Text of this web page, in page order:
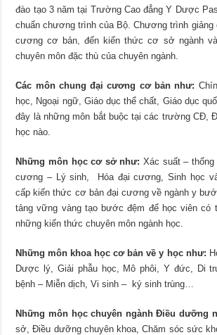
đào tạo 3 năm tại Trường Cao đẳng Y Dược
chuẩn chương trình của Bộ. Chương trình
cương cơ bản, đến kiến thức cơ sở ngành và
chuyên môn đặc thù của chuyên ngành.
Các môn chung đại cương cơ bản như:
học, Ngoại ngữ, Giáo dục thể chất, Giáo dục
đây là những môn bắt buộc tại các trường CĐ,
học nào.
Những môn học cơ sở như:Xác suất –
cương – Lý sinh, Hóa đại cương, Sinh học
cấp kiến thức cơ bản đại cương về ngành y
tảng vững vàng tạo bước đệm để học viên có
những kiến thức chuyên môn ngành học.
Những môn khoa học cơ bản về y học như:
Dược lý, Giải phẫu học, Mô phôi, Y đức, Di
bệnh – Miễn dịch, Vi sinh – ký sinh trùng…
Những môn học chuyên ngành Điều dưỡng
sở, Điều dưỡng chuyên khoa, Chăm sóc sức